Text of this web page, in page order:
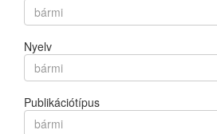
bármi
Nyelv
bármi
Publikációtípus
bármi